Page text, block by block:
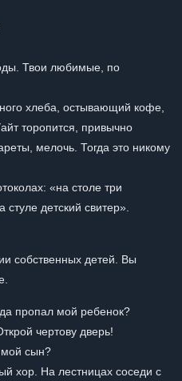
Твои любимые, по
хлеба, остывающий кофе,
торопится, привычно
мелочь. Тогда это никому
«на столе три
детский свитер».
собственных детей. Вы
пропал мой ребенок?
чертову дверь!
сын?
хор. На лестницах соседи с